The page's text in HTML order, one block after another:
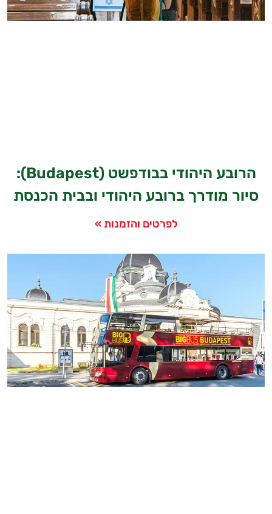
הרובע היהודי בבודפשט (Budapest):
סיור מודרך ברובע היהודי ובבית הכנסת
לפרטים והזמנות »